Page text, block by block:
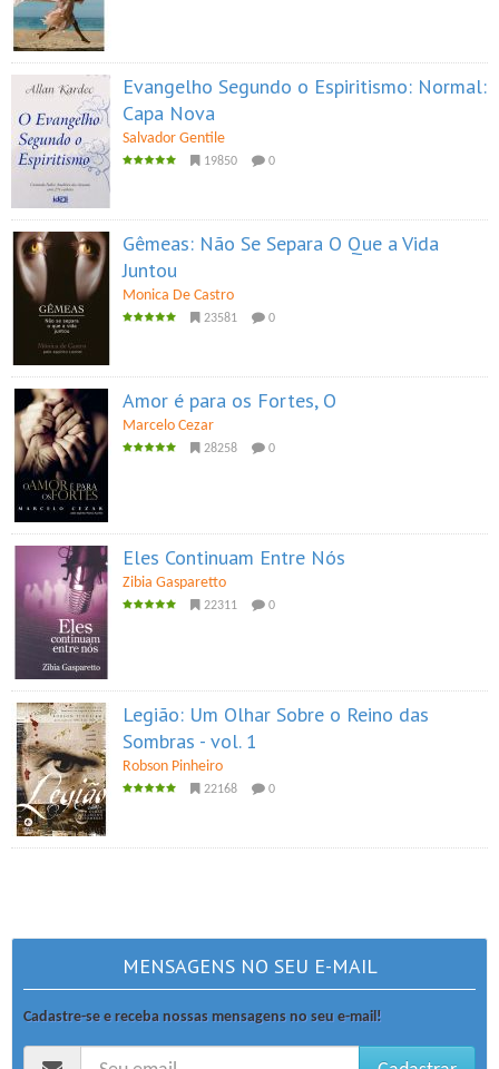
Evangelho Segundo o Espiritismo: Normal:
Capa Nova
Salvador Gentile
19850 0
Gêmeas: Não Se Separa O Que a Vida
Juntou
Monica De Castro
23581 0
Amor é para os Fortes, O
Marcelo Cezar
28258 0
Eles Continuam Entre Nós
Zibia Gasparetto
22311 0
Legião: Um Olhar Sobre o Reino das
Sombras - vol. 1
Robson Pinheiro
22168 0
MENSAGENS NO SEU E-MAIL
Cadastre-se e receba nossas mensagens no seu e-mail!